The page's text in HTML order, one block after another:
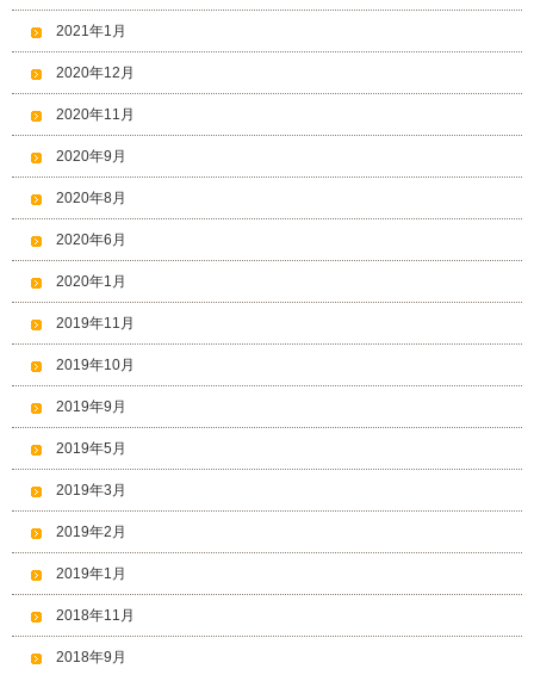
2021年1月
2020年12月
2020年11月
2020年9月
2020年8月
2020年6月
2020年1月
2019年11月
2019年10月
2019年9月
2019年5月
2019年3月
2019年2月
2019年1月
2018年11月
2018年9月